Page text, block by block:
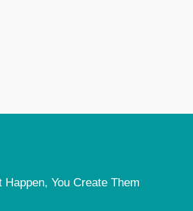
Happen, You Create Them